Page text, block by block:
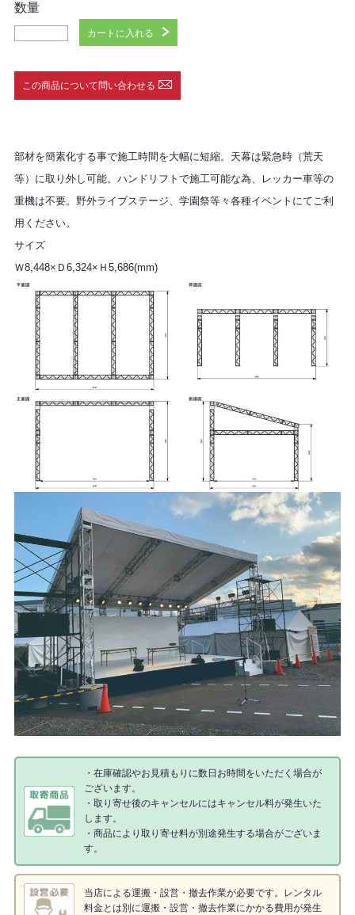
数量
カートに入れる
この商品について問い合わせる
部材を簡素化する事で施工時間を大幅に短縮。天幕は緊急時（荒天
等）に取り外し可能。ハンドリフトで施工可能な為、レッカー車等の
重機は不要。野外ライブステージ、学園祭等々各種イベントにてご利
用ください。
サイズ
Ｗ8,448×Ｄ6,324×Ｈ5,686(mm)
・在庫確認やお見積もりに数日お時間をいただく場合が
ございます。
・取り寄せ後のキャンセルにはキャンセル料が発生いた
します。
・商品により取り寄せ料が別途発生する場合がございま
す。
当店による運搬・設営・撤去作業が必要です。レンタル
料金とは別に運搬・設営・撤去作業にかかる費用が発生